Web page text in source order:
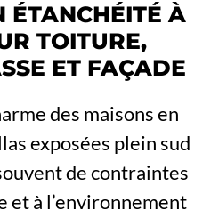
ÉTANCHÉITÉ À
TOITURE,
ET FAÇADE
des maisons en
exposées plein sud
de contraintes
et à l’environnement